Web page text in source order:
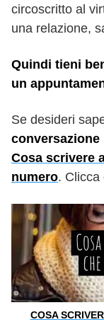
circoscritto al
una relazione,
Quindi tieni
un
Se desideri
conversazione
Cosa scrivere
numero. Clicca
COSA